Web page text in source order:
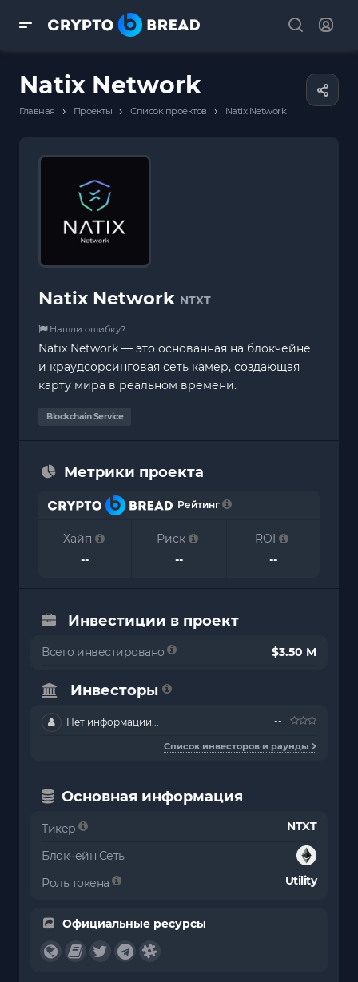
Natix Network
Главная › Проекты › Список проектов › Natix Network
Natix Network NTXT
Нашли ошибку?
Natix Network — это основанная на блокчейне
и краудсорсинговая сеть камер, создающая
карту мира в реальном времени.
Blockchain Service
Метрики проекта
Рейтинг
Хайп
--
Риск
--
ROI
--
Инвестиции в проект
Всего инвестировано $3.50 M
Инвесторы
Нет информации... --
Список инвесторов и раунды
Основная информация
Тикер NTXT
Блокчейн Сеть
Роль токена
Utility
Официальные ресурсы